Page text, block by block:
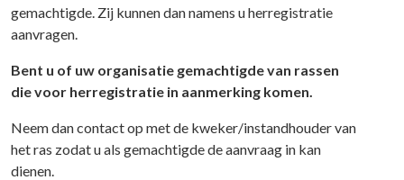
gemachtigde. Zij kunnen dan namens u herregistratie
aanvragen.
Bent u of uw organisatie gemachtigde van rassen
die voor herregistratie in aanmerking komen.
Neem dan contact op met de kweker/instandhouder van
het ras zodat u als gemachtigde de aanvraag in kan
dienen.